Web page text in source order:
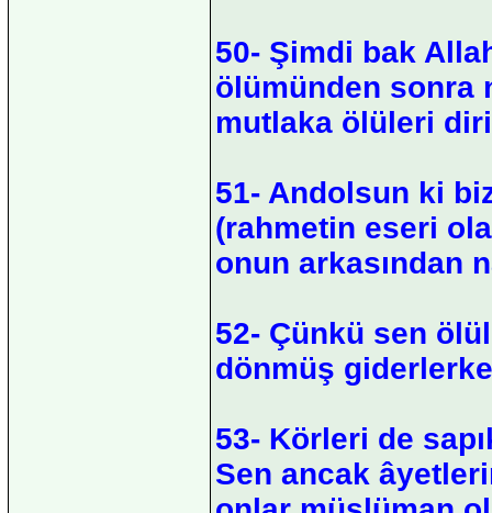
50- Şimdi bak
ölümünden sonra
mutlaka ölüleri
51- Andolsun ki
(rahmetin eseri
onun arkasından
52- Çünkü sen
dönmüş
53- Körleri de
Sen ancak